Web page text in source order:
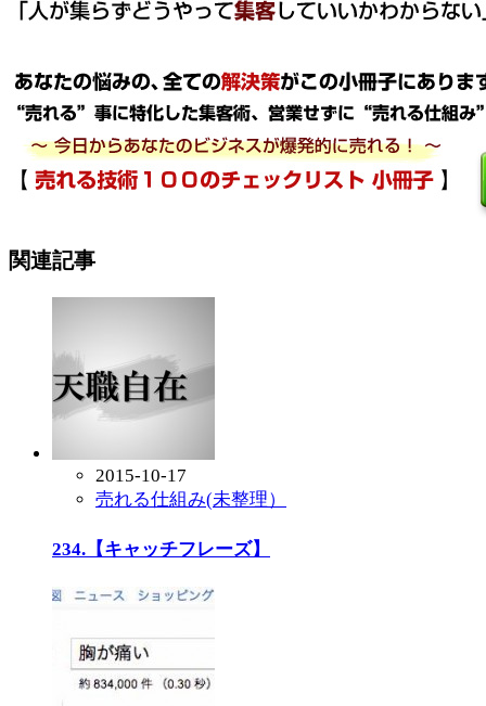
関連記事
2015-10-17
売れる仕組み(未整理）
234.【キャッチフレーズ】